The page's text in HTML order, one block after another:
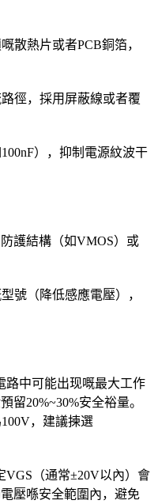
散熱片或者PCB銅箔，
徑，採用屏蔽線或者覆
），抑制電源紋波干
護結構（如VMOS）或
號（降低感應電壓），
路中可能出现嘅最大工作
留20%~30%安全裕量。
，建議揀選
VGS（通常±20V以內）會
壓喺安全範圍內，避免